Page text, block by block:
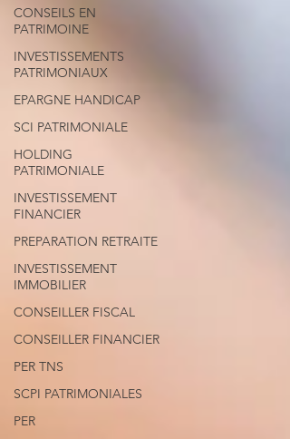
CONSEILS EN
PATRIMOINE
INVESTISSEMENTS
PATRIMONIAUX
EPARGNE HANDICAP
SCI PATRIMONIALE
HOLDING
PATRIMONIALE
INVESTISSEMENT
FINANCIER
PREPARATION RETRAITE
INVESTISSEMENT
IMMOBILIER
CONSEILLER FISCAL
CONSEILLER FINANCIER
PER TNS
SCPI PATRIMONIALES
PER